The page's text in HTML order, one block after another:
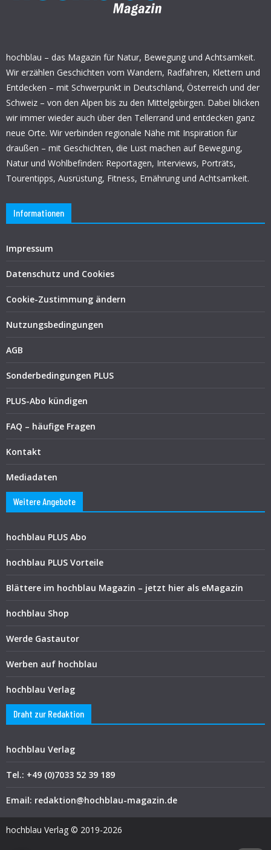
hochblau – das Magazin für Natur, Bewegung und Achtsamkeit.
Wir erzählen Geschichten vom Wandern, Radfahren, Klettern und
Entdecken – mit Schwerpunkt in Deutschland, Österreich und der
Schweiz – von den Alpen bis zu den Mittelgebirgen. Dabei blicken
wir immer wieder auch über den Tellerrand und entdecken ganz
neue Orte. Wir verbinden regionale Nähe mit Inspiration für
draußen – mit Geschichten, die Lust machen auf Bewegung,
Natur und Wohlbefinden: Reportagen, Interviews, Porträts,
Tourentipps, Ausrüstung, Fitness, Ernährung und Achtsamkeit.
Informationen
Impressum
Datenschutz und Cookies
Cookie-Zustimmung ändern
Nutzungsbedingungen
AGB
Sonderbedingungen PLUS
PLUS-Abo kündigen
FAQ – häufige Fragen
Kontakt
Mediadaten
Weitere Angebote
hochblau PLUS Abo
hochblau PLUS Vorteile
Blättere im hochblau Magazin – jetzt hier als eMagazin
hochblau Shop
Werde Gastautor
Werben auf hochblau
hochblau Verlag
Draht zur Redaktion
hochblau Verlag
Tel.: +49 (0)7033 52 39 189
Email: redaktion@hochblau-magazin.de
hochblau Verlag © 2019-2026